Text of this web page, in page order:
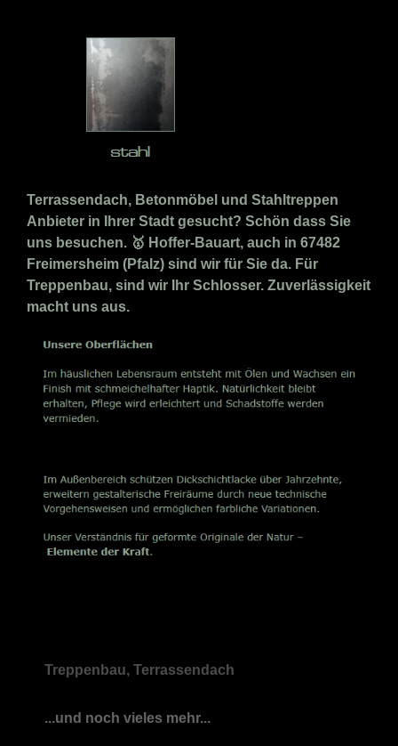
Terrassendach, Betonmöbel und Stahltreppen
Anbieter in Ihrer Stadt gesucht? Schön dass Sie
uns besuchen. 🥇 Hoffer-Bauart, auch in 67482
Freimersheim (Pfalz) sind wir für Sie da. Für
Treppenbau, sind wir Ihr Schlosser. Zuverlässigkeit
macht uns aus.
Treppenbau, Terrassendach
...und noch vieles mehr...